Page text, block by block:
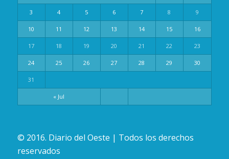
« Jul
3 4 5 6 7 8 9
10 11 12 13 14 15 16
17 18 19 20 21 22 23
24 25 26 27 28 29 30
31
© 2016. Diario del Oeste | Todos los derechos
reservados